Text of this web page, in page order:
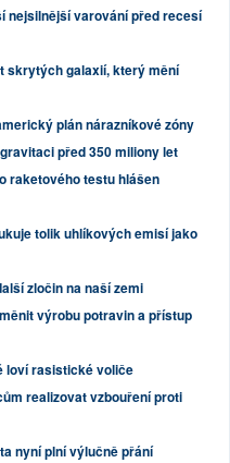
nejsilnější varování před recesí
skrytých galaxií, který mění
plán nárazníkové zóny
před 350 miliony let
raketového testu hlášen
tolik uhlíkových emisí jako
zločin na naší zemi
výrobu potravin a přístup
loví rasistické voliče
realizovat vzbouření proti
nyní plní výlučně přání